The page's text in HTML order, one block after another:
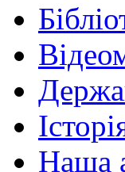
Наша